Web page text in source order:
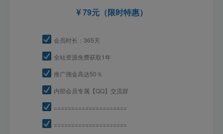
79元（限时特惠）
会员时长：365天
全站资源免费获取1年
推广佣金高达50％
内部会员专属【QQ】交流群
=====================
=====================